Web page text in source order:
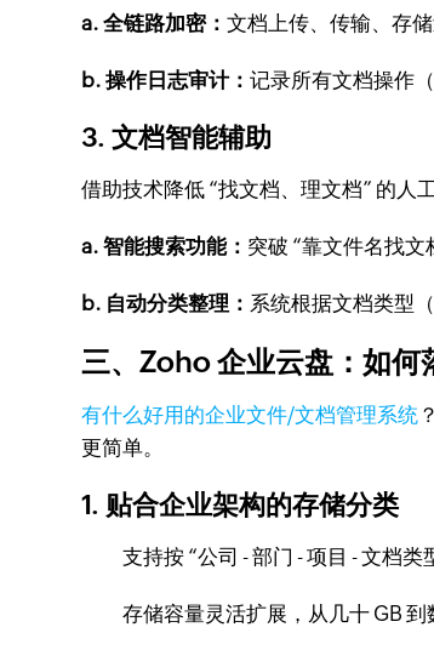
a. 全链路加密：文档上传、传输、存
b. 操作日志审计：记录所有文档操作
3. 文档智能辅助
借助技术降低 “找文档、理文档” 的人
a. 智能搜索功能： 突破 “靠文件名找
b. 自动分类整理： 系统根据文档类型
三、Zoho 企业云盘：如何
有什么好用的企业文件/文档管理系统
更简单。
1. 贴合企业架构的存储分类
支持按 “公司 - 部门 - 项目 - 文档
存储容量灵活扩展，从几十 GB